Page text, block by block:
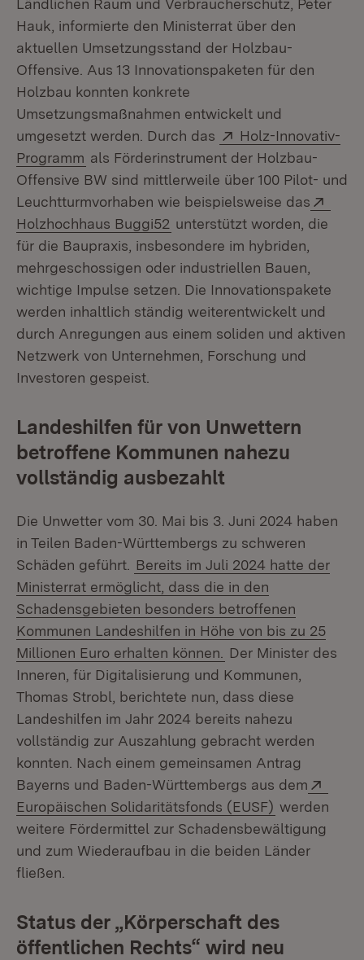
Ländlichen Raum und Verbraucherschutz, Peter
Hauk, informierte den Ministerrat über den
aktuellen Umsetzungsstand der Holzbau-
Offensive. Aus 13 Innovationspaketen für den
Holzbau konnten konkrete
Umsetzungsmaßnahmen entwickelt und
umgesetzt werden. Durch das
Extern:
Holz-Innovativ-
Programm (Öffnet in neuem Fenster)
als Förderinstrument der Holzbau-
Offensive BW sind mittlerweile über 100 Pilot- und
Leuchtturmvorhaben wie beispielsweise das
Holzhochhaus Buggi52 (Öffnet in neuem Fenster)
unterstützt worden, die
für die Baupraxis, insbesondere im hybriden,
mehrgeschossigen oder industriellen Bauen,
wichtige Impulse setzen. Die Innovationspakete
werden inhaltlich ständig weiterentwickelt und
durch Anregungen aus einem soliden und aktiven
Netzwerk von Unternehmen, Forschung und
Investoren gespeist.
Landeshilfen für von Unwettern
betroffene Kommunen nahezu
vollständig ausbezahlt
Die Unwetter vom 30. Mai bis 3. Juni 2024 haben
in Teilen Baden-Württembergs zu schweren
Schäden geführt. Bereits im Juli 2024 hatte der
Ministerrat ermöglicht, dass die in den
Schadensgebieten besonders betroffenen
Kommunen Landeshilfen in Höhe von bis zu 25
Millionen Euro erhalten können.
Der Minister des
Inneren, für Digitalisierung und Kommunen,
Thomas Strobl, berichtete nun, dass diese
Landeshilfen im Jahr 2024 bereits nahezu
vollständig zur Auszahlung gebracht werden
konnten. Nach einem gemeinsamen Antrag
Bayerns und Baden-Württembergs aus dem
Europäischen Solidaritätsfonds (EUSF) (Öffnet in
werden
weitere Fördermittel zur Schadensbewältigung
und zum Wiederaufbau in die beiden Länder
fließen.
Status der „Körperschaft des
öffentlichen Rechts“ wird neu